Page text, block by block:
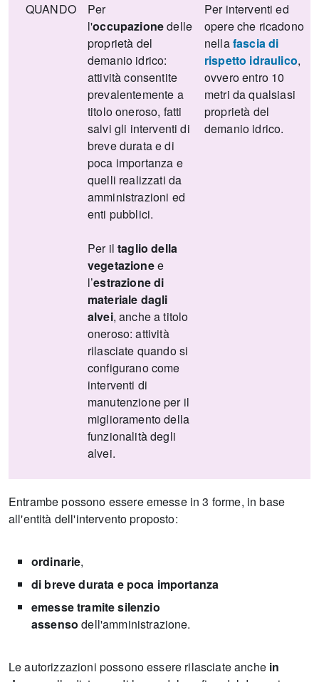
QUANDO
Per
l'occupazionedelle
proprietà del
demanio idrico:
attività consentite
prevalentemente a
titolo oneroso, fatti
salvi gli interventi di
breve durata e di
poca importanza e
quelli realizzati da
amministrazioni ed
enti pubblici.
Per iltaglio della
vegetazionee
l’estrazione di
materiale dagli
alvei, anche a titolo
oneroso: attività
rilasciate quando si
configurano come
interventi di
manutenzione per il
miglioramento della
funzionalità degli
alvei.
Per interventi ed
opere che ricadono
nellafascia di
rispetto idraulico,
ovvero entro 10
metri da qualsiasi
proprietà del
demanio idrico.
Entrambe possono essere emesse in 3 forme, in base
all'entità dell'intervento proposto:
ordinarie,
di breve durata e poca importanza
emesse tramite silenzio
assenso dell'amministrazione.
Le autorizzazioni possono essere rilasciate anche in